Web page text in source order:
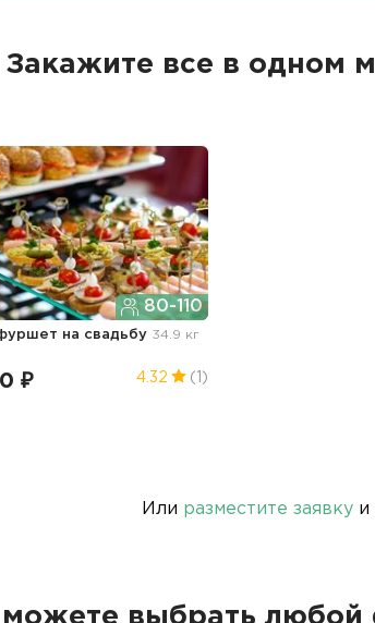
Закажите все в одном
80-110
на свадьбу 34.9 кг
₽ 4.32 (1)
Или разместите заявку и
выбрать